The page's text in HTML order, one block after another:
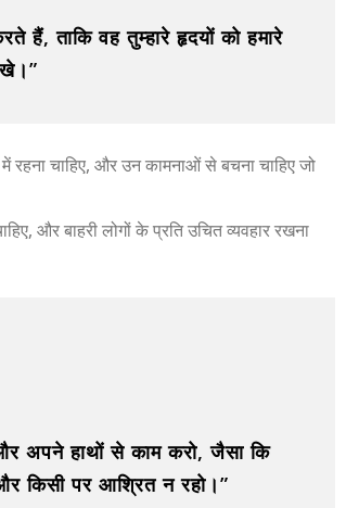
हैं, ताकि वह तुम्हारे हृदयों को हमारे
रहना चाहिए, और उन कामनाओं से बचना चाहिए जो
और बाहरी लोगों के प्रति उचित व्यवहार रखना
अपने हाथों से काम करो, जैसा कि
किसी पर आश्रित न रहो।”